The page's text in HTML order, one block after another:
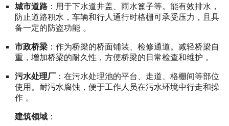
城市道路：用于下水道井盖、雨水篦子等。能有效排水，
防止道路积水，车辆和行人通行时格栅可承受压力，且具
备一定的防盗功能 。
市政桥梁：作为桥梁的桥面铺装、检修通道。减轻桥梁自
重，增加桥梁的耐久性，方便桥梁的日常检查和维护 。
污水处理厂：在污水处理池的平台、走道、格栅间等部位
使用。耐污水腐蚀，便于工作人员在污水环境中行走和操
作 。
建筑领域：